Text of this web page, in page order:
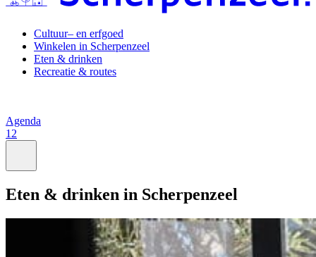
Cultuur– en erfgoed
Winkelen in Scherpenzeel
Eten & drinken
Recreatie & routes
Agenda
12
Eten & drinken in Scherpenzeel